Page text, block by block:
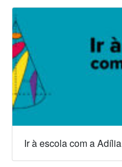
Ir à escola com a Adília